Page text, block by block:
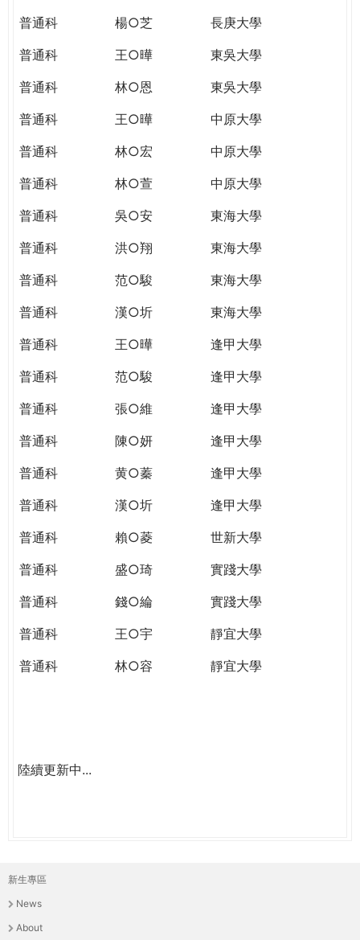
普通科
楊○芝
長庚大學
普通科
王○曄
東吳大學
普通科
林○恩
東吳大學
普通科
王○曄
中原大學
普通科
林○宏
中原大學
普通科
林○萱
中原大學
普通科
吳○安
東海大學
普通科
洪○翔
東海大學
普通科
范○駿
東海大學
普通科
漢○圻
東海大學
普通科
王○曄
逢甲大學
普通科
范○駿
逢甲大學
普通科
張○維
逢甲大學
普通科
陳○妍
逢甲大學
普通科
黄○蓁
逢甲大學
普通科
漢○圻
逢甲大學
普通科
賴○菱
世新大學
普通科
盛○琦
實踐大學
普通科
錢○綸
實踐大學
普通科
王○宇
靜宜大學
普通科
林○容 靜宜大學
陸續更新中...
主
選
新生專區
News
About